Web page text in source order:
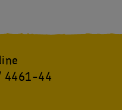
4461-44